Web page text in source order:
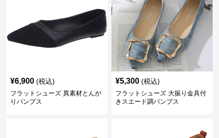
¥6,900 (税込)
フラットシューズ 異素材とんが
りパンプス
¥5,300 (税込)
フラットシューズ 大振り金具付
きスエード調パンプス